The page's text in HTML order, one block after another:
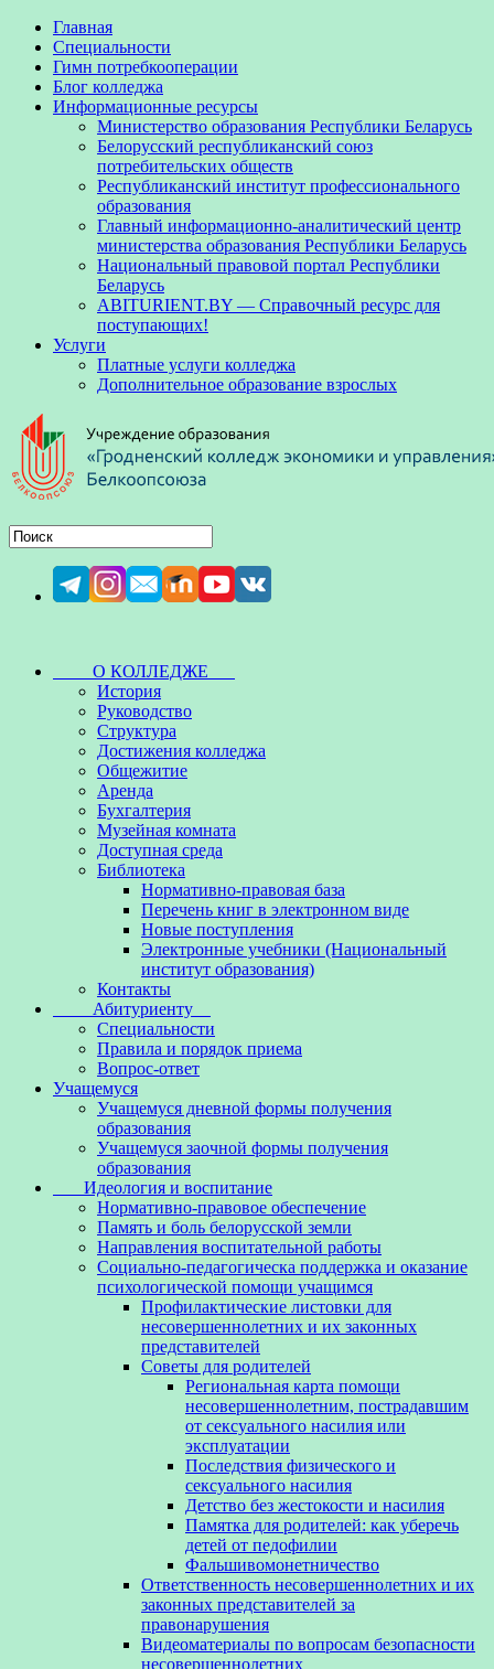
Главная
Специальности
Гимн потребкооперации
Блог колледжа
Информационные ресурсы
Министерство образования Республики Беларусь
Белорусский республиканский союз
потребительских обществ
Республиканский институт профессионального
образования
Главный информационно-аналитический центр
министерства образования Республики Беларусь
Национальный правовой портал Республики
Беларусь
ABITURIENT.BY — Справочный ресурс для
поступающих!
Услуги
Платные услуги колледжа
Дополнительное образование взрослых
О КОЛЛЕДЖЕ
История
Руководство
Структура
Достижения колледжа
Общежитие
Аренда
Бухгалтерия
Музейная комната
Доступная среда
Библиотека
Нормативно-правовая база
Перечень книг в электронном виде
Новые поступления
Электронные учебники (Национальный
институт образования)
Контакты
Абитуриенту
Специальности
Правила и порядок приема
Вопрос-ответ
Учащемуся
Учащемуся дневной формы получения
образования
Учащемуся заочной формы получения
образования
Идеология и воспитание
Нормативно-правовое обеспечение
Память и боль белорусской земли
Направления воспитательной работы
Социально-педагогическа поддержка и оказание
психологической помощи учащимся
Профилактические листовки для
несовершеннолетних и их законных
представителей
Советы для родителей
Региональная карта помощи
несовершеннолетним, пострадавшим
от сексуального насилия или
эксплуатации
Последствия физического и
сексуального насилия
Детство без жестокости и насилия
Памятка для родителей: как уберечь
детей от педофилии
Фальшивомонетничество
Ответственность несовершеннолетних и их
законных представителей за
правонарушения
Видеоматериалы по вопросам безопасности
несовершеннолетних